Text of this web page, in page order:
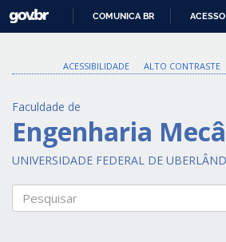
O
GOVBR
COMUNICA BR
ACESSIBILIDADE
ALTO CONTRASTE
Faculdade de
Engenharia
UNIVERSIDADE FEDERAL DE